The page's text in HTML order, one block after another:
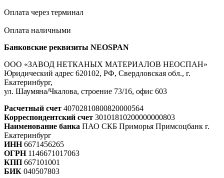
Оплата через терминал
Оплата наличными
Банковские реквизиты NEOSPAN
ООО «ЗАВОД НЕТКАНЫХ МАТЕРИАЛОВ НЕОСПАН»
Юридический адрес 620102, РФ, Свердловская обл., г.
Екатеринбург,
ул. Шаумяна/Чкалова, строение 73/16, офис 603
Расчетный счет 40702810800820000564
Корреспондентский счет 30101810200000000803
Наименование банка ПАО СКБ Приморья Примсоцбанк г.
Екатеринбург
ИНН6671456265
ОГРН1146671017063
КПП 667101001
БИК 040507803